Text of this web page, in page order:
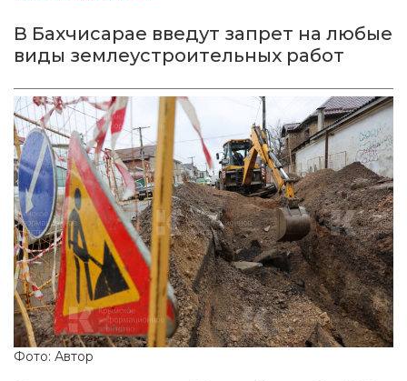
В Бахчисарае введут запрет на любые
виды землеустроительных работ
Фото: Автор